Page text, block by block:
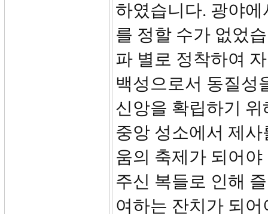
하였습니다. 광야
를 정할 수가 없었
파 별로 정착하여
백성으로서 동질성
신앙을 확립하기
중앙 성소에서 제
움의 축제가 되어
주신 복들로 인해
여하는 잔치가 되